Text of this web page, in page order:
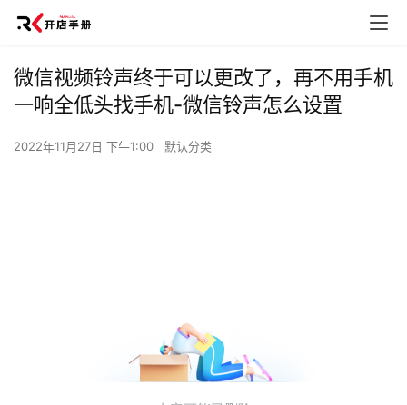
微信视频铃声终于可以更改了，再不用手机
一响全低头找手机-微信铃声怎么设置
2022年11月27日 下午1:00 默认分类